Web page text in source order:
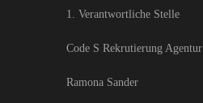
1. Verantwortliche Stelle
Code S Rekrutierung Agentur
Ramona Sander